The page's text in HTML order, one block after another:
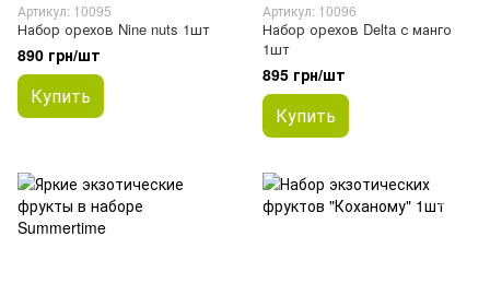
Артикул: 10095
Набор орехов Nine nuts 1шт
890 грн/шт
Купить
Артикул: 10096
Набор орехов Delta с манго
1шт
895 грн/шт
Купить